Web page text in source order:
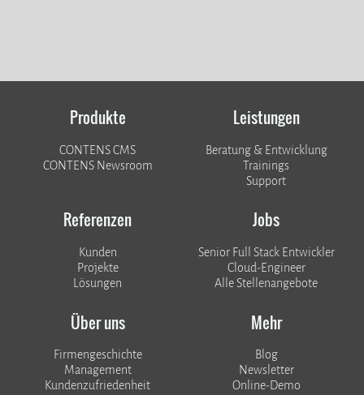
Produkte
CONTENS CMS
CONTENS Newsroom
Leistungen
Beratung & Entwicklung
Trainings
Support
Referenzen
Kunden
​​​​​​​Projekte
Lösungen
Jobs
Senior Full Stack Entwickler
Cloud-Engineer
Alle Stellenangebote
Über uns
Firmengeschichte
Management
Kundenzufriedenheit
Mehr
Blog
Newsletter
Online-Demo